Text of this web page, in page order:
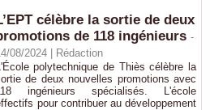
célèbre la sortie de deux
de 118 ingénieurs -
08/2024 |
Rédaction
polytechnique de Thiès célèbre la
de deux nouvelles promotions avec
ingénieurs spécialisés. L'école
pour contribuer au développement